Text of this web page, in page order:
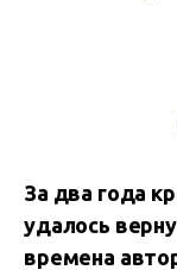
За два года
удалось
времена